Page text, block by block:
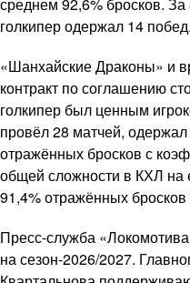
голкипер одержал 14 побед.
«Шанхайские Драконы» и
контракт по соглашению
голкипер был ценным
провёл 28 матчей,
отражённых бросков с
общей сложности в КХЛ на
91,4% отражённых
Пресс-служба
на сезон-2026/2027.